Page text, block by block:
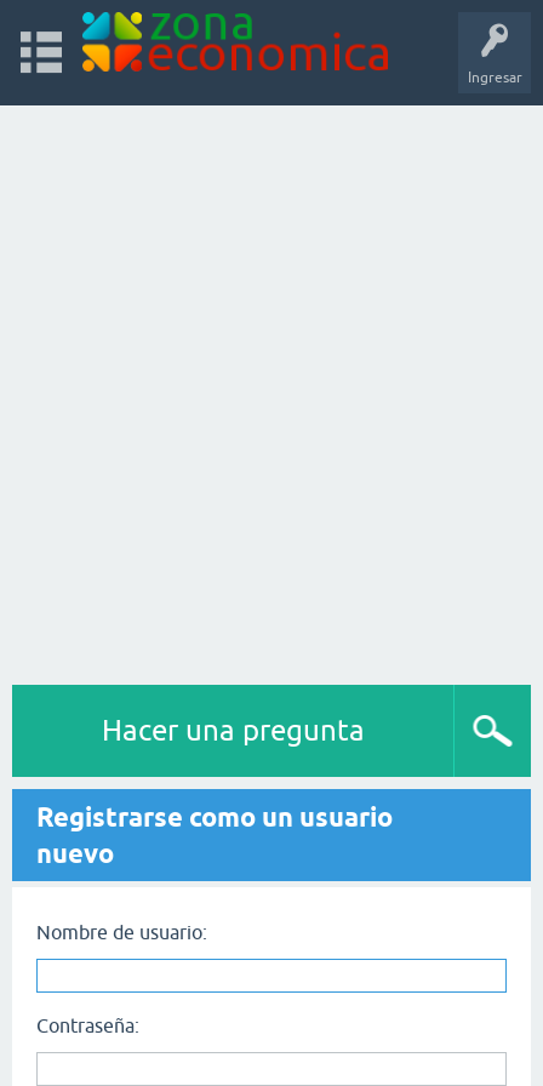
Ingresar
Hacer una pregunta
Registrarse como un usuario
nuevo
Nombre de usuario:
Contraseña: